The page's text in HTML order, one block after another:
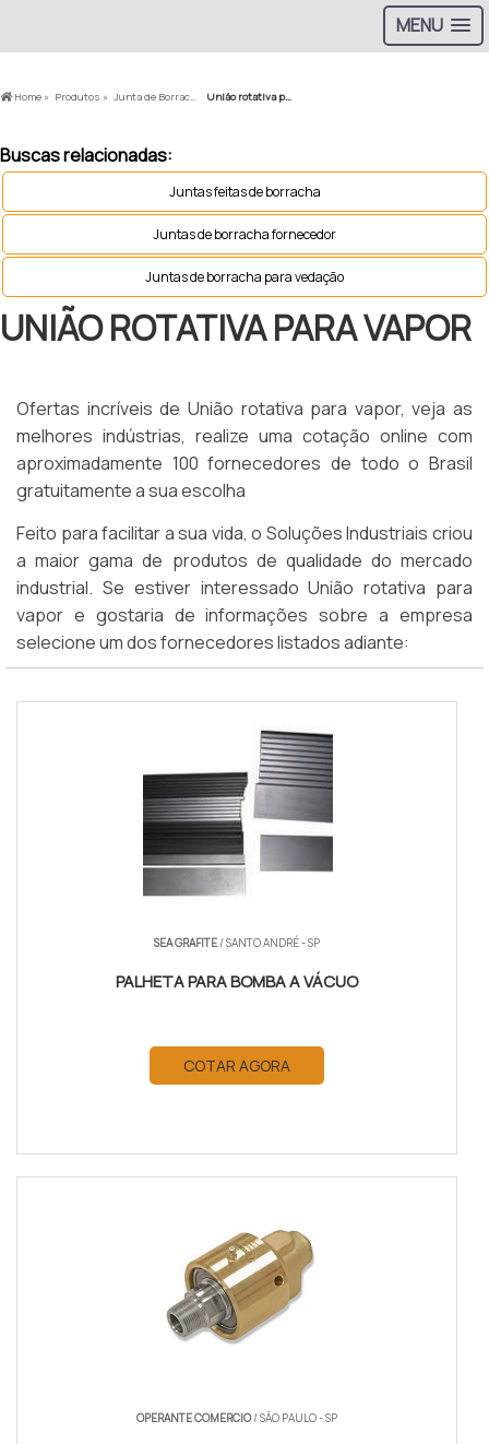
MENU
Home » Produtos » Junta de Borracha » União rotativa para vapor
Buscas relacionadas:
Juntas feitas de borracha
Juntas de borracha fornecedor
Juntas de borracha para vedação
UNIÃO ROTATIVA PARA VAPOR
Ofertas incríveis de União rotativa para vapor, veja as
melhores indústrias, realize uma cotação online com
aproximadamente 100 fornecedores de todo o Brasil
gratuitamente a sua escolha
Feito para facilitar a sua vida, o Soluções Industriais criou
a maior gama de produtos de qualidade do mercado
industrial. Se estiver interessado União rotativa para
vapor e gostaria de informações sobre a empresa
selecione um dos fornecedores listados adiante:
SEA GRAFITE/ SANTO ANDRÉ - SP
PALHETA PARA BOMBA A VÁCUO
COTAR AGORA
OPERANTE COMERCIO/ SÃO PAULO - SP